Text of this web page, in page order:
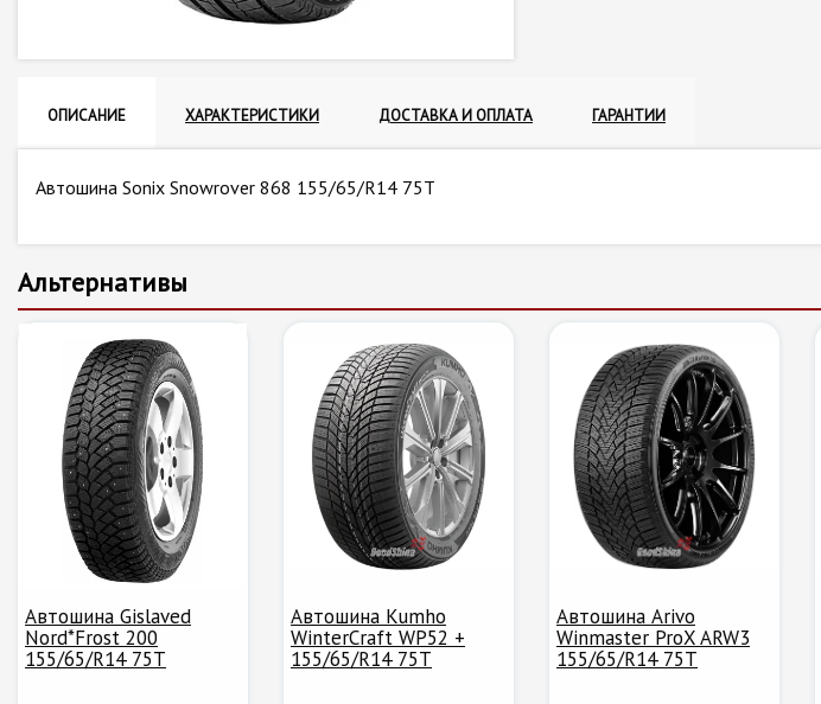
ОПИСАНИЕ ХАРАКТЕРИСТИКИ ДОСТАВКА И ОПЛАТА ГАРАНТИИ
Автошина Sonix Snowrover 868 155/65/R14 75T
Альтернативы
Автошина Gislaved
Nord*Frost 200
155/65/R14 75T
Автошина Kumho
WinterCraft WP52 +
155/65/R14 75T
Автошина Arivo
Winmaster ProX ARW3
155/65/R14 75T